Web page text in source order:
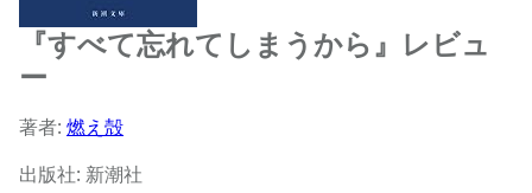
『すべて忘れてしまうから』レビュ
ー
著者: 燃え殻
出版社: 新潮社